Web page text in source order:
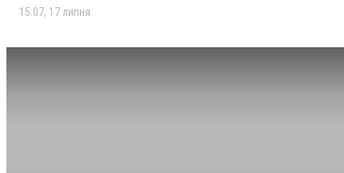
15:07, 17 липня